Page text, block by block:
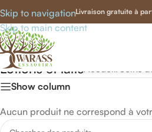
Skip to navigation
Skip to main content
Livraison gratuite à
Lotions et laits
Show column
Aucun produit ne correspond à